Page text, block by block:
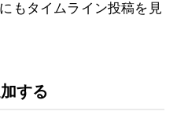
もタイムライン投稿を見
する